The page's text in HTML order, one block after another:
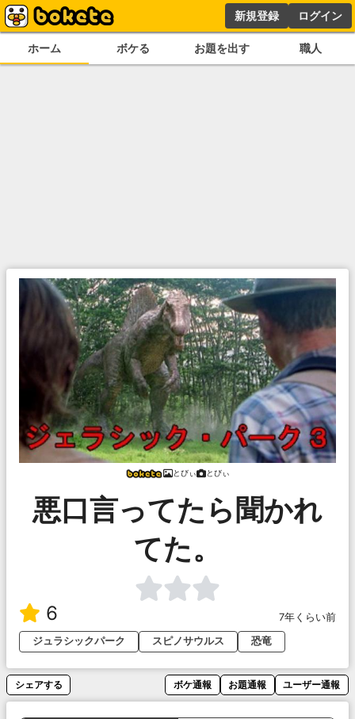
新規登録 ログイン
ホーム ボケる お題を出す 職人
とびぃ とびぃ
悪口言ってたら聞かれ
てた。
6
7年くらい前
ジュラシックパーク
スピノサウルス 恐竜
シェアする ボケ通報 お題通報 ユーザー通報